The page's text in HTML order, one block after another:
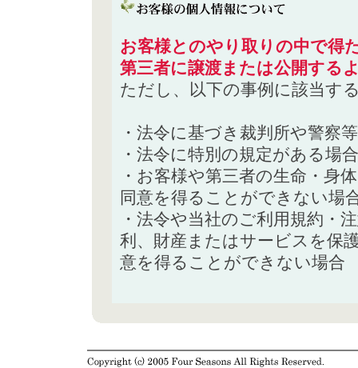
お客様とのやり取りの中で得
第三者に譲渡または公開する
ただし、以下の事例に該当す
・法令に基づき裁判所や警察
・法令に特別の規定がある場合
・お客様や第三者の生命・身
同意を得ることができない場
・法令や当社のご利用規約・
利、財産またはサービスを保
意を得ることができない場合